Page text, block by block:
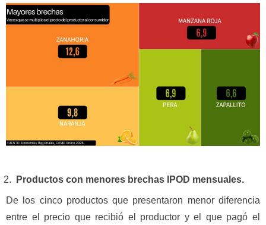
Productos con menores brechas IPOD mensuales.
De los cinco productos que presentaron menor diferencia
entre el precio que recibió el productor y el que pagó el